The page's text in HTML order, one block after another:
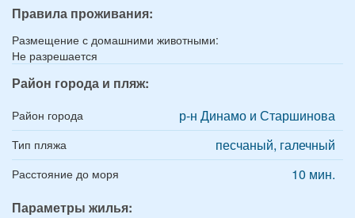
Правила проживания:
Размещение с домашними животными:
Не разрешается
Район города и пляж:
Район города р-н Динамо и Старшинова
Тип пляжа песчаный, галечный
Расстояние до моря
10 мин.
Параметры жилья: